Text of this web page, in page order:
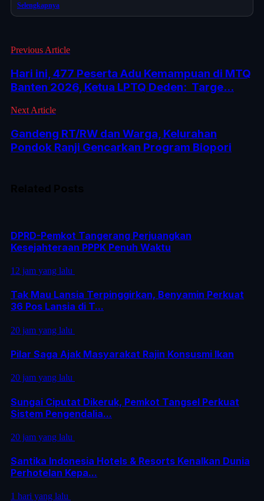
Selengkapnya
Previous Article
Hari ini, 477 Peserta Adu Kemampuan di MTQ
Banten 2026, Ketua LPTQ Deden: Targe...
Next Article
Gandeng RT/RW dan Warga, Kelurahan
Pondok Ranji Gencarkan Program Biopori
DPRD-Pemkot Tangerang Perjuangkan
Kesejahteraan PPPK Penuh Waktu
12 jam yang lalu
Tak Mau Lansia Terpinggirkan, Benyamin Perkuat
36 Pos Lansia di T...
20 jam yang lalu
Pilar Saga Ajak Masyarakat Rajin Konsusmi Ikan
20 jam yang lalu
Sungai Ciputat Dikeruk, Pemkot Tangsel Perkuat
Sistem Pengendalia...
20 jam yang lalu
Santika Indonesia Hotels & Resorts Kenalkan Dunia
Perhotelan Kepa...
1 hari yang lalu